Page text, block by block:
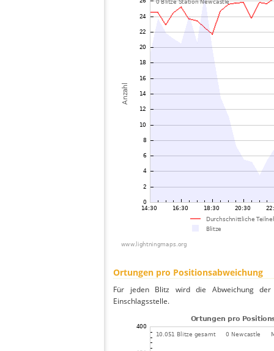
Ortungen pro Positionsabweichung
Für jeden Blitz wird die Abweichung
Einschlagsstelle.